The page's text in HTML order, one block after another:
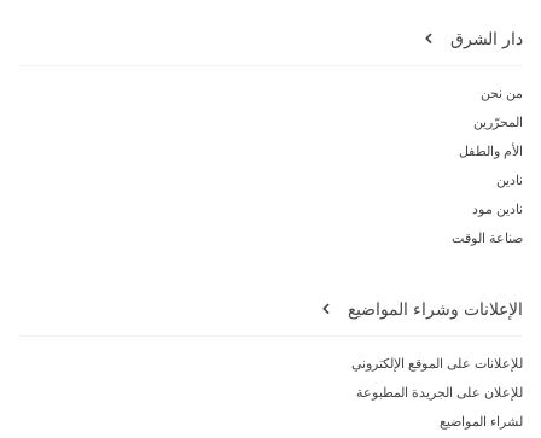
دار الشرق
من نحن
المحرّرين
الأم والطفل
نادين
نادين مود
صناعة الوقت
الإعلانات وشراء المواضيع
للإعلانات على الموقع الإلكتروني
للإعلان على الجريدة المطبوعة
لشراء المواضيع